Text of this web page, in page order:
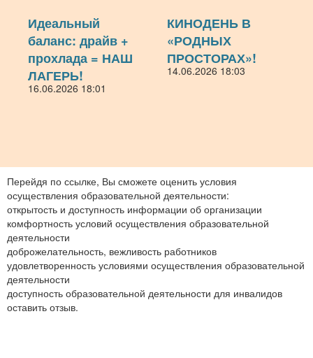
Идеальный
баланс: драйв +
прохлада = НАШ
ЛАГЕРЬ!
16.06.2026 18:01
КИНОДЕНЬ В
«РОДНЫХ
ПРОСТОРАХ»!
14.06.2026 18:03
Перейдя по ссылке, Вы сможете оценить условия
осуществления образовательной деятельности:
открытость и доступность информации об организации
комфортность условий осуществления образовательной
деятельности
доброжелательность, вежливость работников
удовлетворенность условиями осуществления образовательной
деятельности
доступность образовательной деятельности для инвалидов
оставить отзыв.